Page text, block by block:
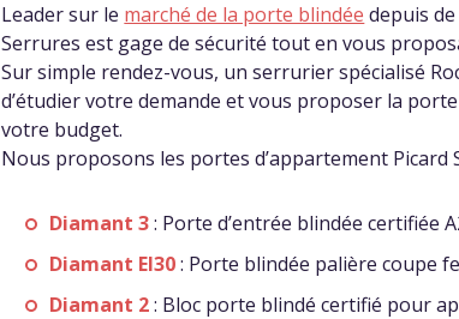
Leader sur le marché de la porte blindée depuis
Serrures est gage de sécurité tout en vous
Sur simple rendez-vous, un serrurier spécialisé
d’étudier votre demande et vous proposer la
votre budget.
Nous proposons les portes d’appartement
Diamant 3: Porte d’entrée blindée certifiée
Diamant EI30: Porte blindée palière coupe
Diamant 2: Bloc porte blindé certifié pour